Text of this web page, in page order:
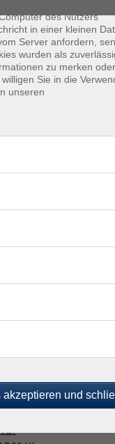
Uhr
Tiefenbach,
Uhr
Passauer Str. 24,
Bögner(Yogalehrerin
des Nutzers
in einer kleinen
Server anfordern,
wurden als
zu merken
Sie in die
unseren
und